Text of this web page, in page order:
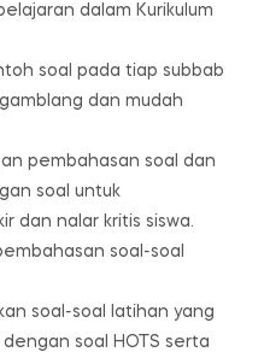
dalam Kurikulum
soal pada tiap subbab
dan mudah
pembahasan soal dan
soal untuk
dan nalar kritis siswa.
soal-soal
soal-soal latihan yang
soal HOTS serta